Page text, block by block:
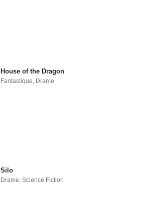
House of the Dragon
Fantastique, Drame
Silo
Drame,Science Fiction